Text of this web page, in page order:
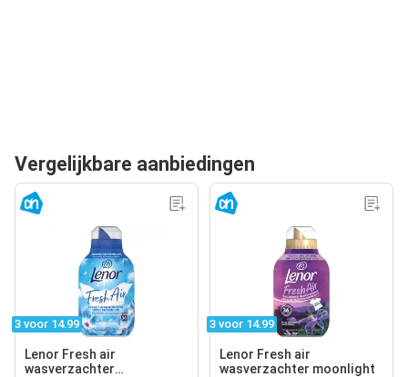
Vergelijkbare aanbiedingen
3 voor 14.99
Lenor Fresh air
wasverzachter
3 voor 14.99
Lenor Fresh air
wasverzachter moonlight